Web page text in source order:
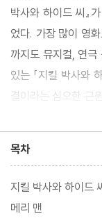
박사와 하이드 씨』
었다. 가장 많이 영
까지도 뮤지컬, 연극
있는 「지킬 박사와
결이라는 심오한 근
이 훨씬 지난 지금
부유하고 전통적이
분방하고 매음굴,
스티븐슨이 태어나
목차
지킬 박사와 하이드
메리 맨